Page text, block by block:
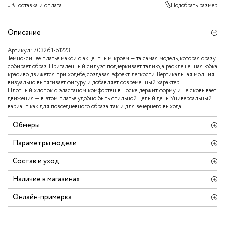
Доставка и оплата Подобрать размер
Описание
Артикул: 70326.1-51223
Темно-синее платье макси с акцентным кроем — та самая модель, которая сразу
собирает образ. Приталенный силуэт подчёркивает талию, а расклёшенная юбка
красиво движется при ходьбе, создавая эффект лёгкости. Вертикальная молния
визуально вытягивает фигуру и добавляет современный характер.
Плотный хлопок с эластаном комфортен в носке, держит форму и не сковывает
движения — в этом платье удобно быть стильной целый день. Универсальный
вариант как для повседневного образа, так и для вечернего выхода.
Обмеры
Параметры модели
Состав и уход
Наличие в магазинах
Онлайн-примерка